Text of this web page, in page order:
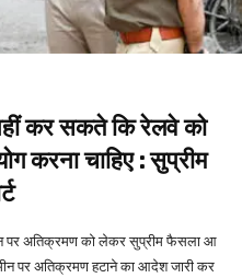
कर सकते कि रेलवे को
करना चाहिए : सुप्रीम
पर अतिक्रमण को लेकर सुप्रीम फैसला आ
पर अतिक्रमण हटाने का आदेश जारी कर